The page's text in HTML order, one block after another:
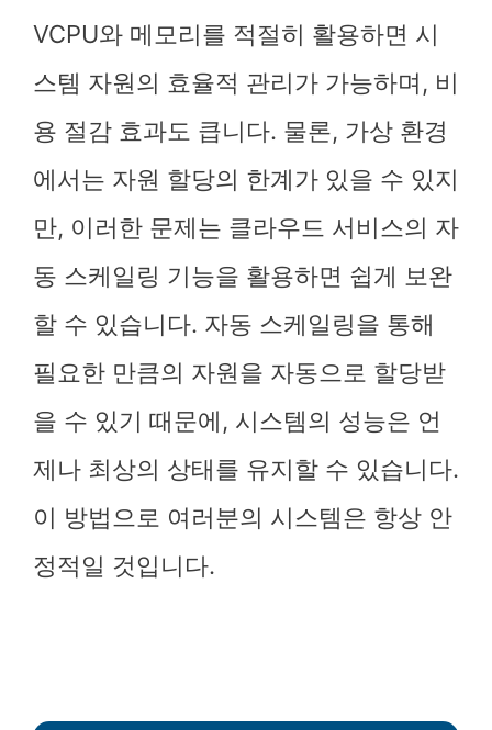
VCPU와 메모리를 적절히 활용하면 시
스템 자원의 효율적 관리가 가능하며, 비
용 절감 효과도 큽니다. 물론, 가상 환경
에서는 자원 할당의 한계가 있을 수 있지
만, 이러한 문제는 클라우드 서비스의 자
동 스케일링 기능을 활용하면 쉽게 보완
할 수 있습니다. 자동 스케일링을 통해
필요한 만큼의 자원을 자동으로 할당받
을 수 있기 때문에, 시스템의 성능은 언
제나 최상의 상태를 유지할 수 있습니다.
이 방법으로 여러분의 시스템은 항상 안
정적일 것입니다.